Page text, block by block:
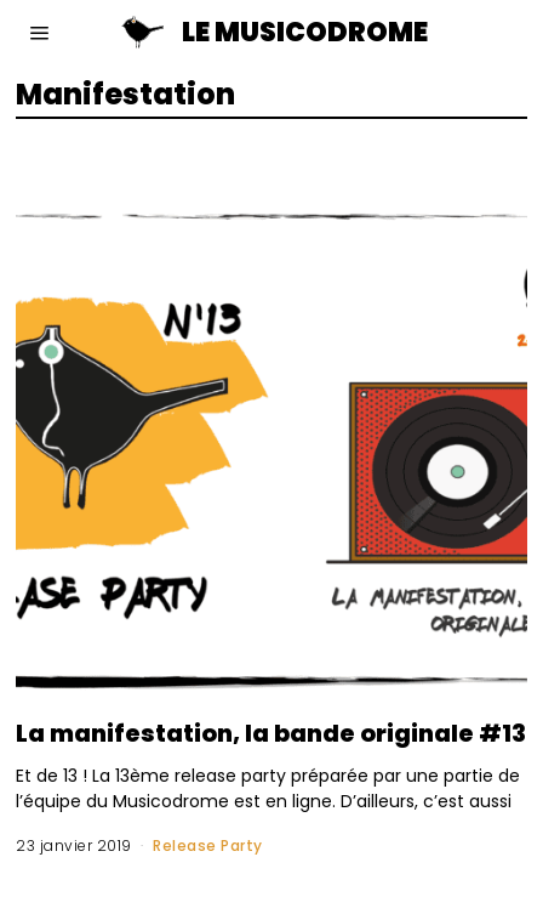
LE MUSICODROME
Manifestation
La manifestation, la bande originale #13
Et de 13 ! La 13ème release party préparée par une partie de
l’équipe du Musicodrome est en ligne. D’ailleurs, c’est aussi
23 janvier 2019 Release Party